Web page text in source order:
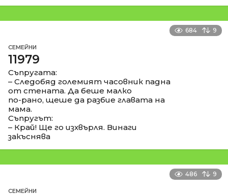
684 9
СЕМЕЙНИ
11979
Съпругата:
– Следобяд големият часовник падна
от стената. Да беше малко
по-рано, щеше да разбие главата на
мама.
Съпругът:
– Край! Ще го изхвърля. Винаги
закъснява
486 9
СЕМЕЙНИ